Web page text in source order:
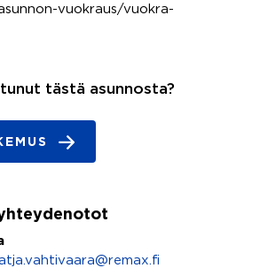
vuokraus/vuokra-
tästä asunnosta?